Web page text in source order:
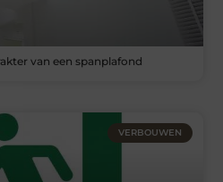
van een spanplafond
VERBOUWEN